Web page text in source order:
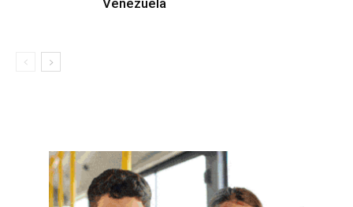
Venezuela